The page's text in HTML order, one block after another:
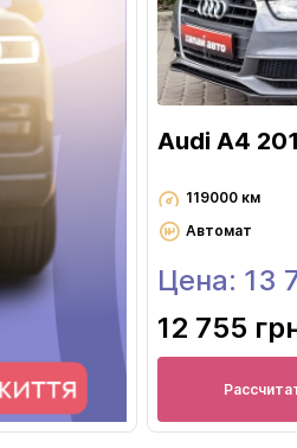
Audi A4
119000 км
Автомат
Цена: 13
12 755